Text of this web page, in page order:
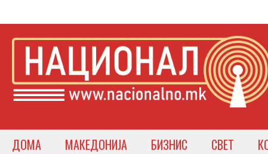
ДОМА МАКЕДОНИЈА БИЗНИС СВЕТ